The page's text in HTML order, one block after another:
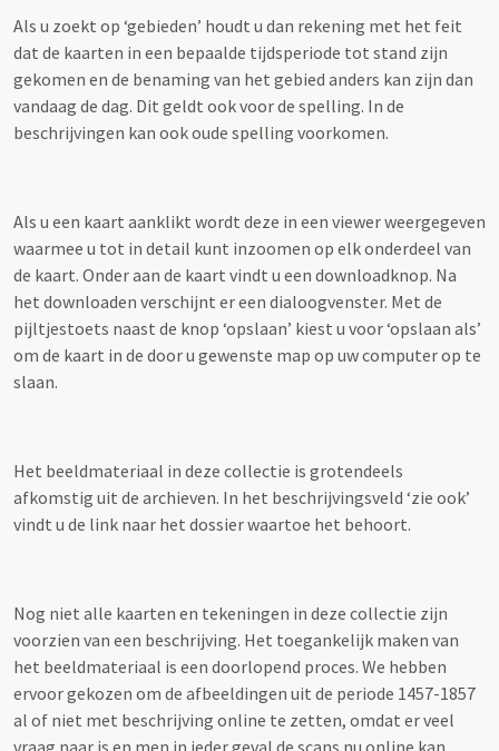
Als u zoekt op ‘gebieden’ houdt u dan rekening met het feit
dat de kaarten in een bepaalde tijdsperiode tot stand zijn
gekomen en de benaming van het gebied anders kan zijn dan
vandaag de dag. Dit geldt ook voor de spelling. In de
beschrijvingen kan ook oude spelling voorkomen.
Als u een kaart aanklikt wordt deze in een viewer weergegeven
waarmee u tot in detail kunt inzoomen op elk onderdeel van
de kaart. Onder aan de kaart vindt u een downloadknop. Na
het downloaden verschijnt er een dialoogvenster. Met de
pijltjestoets naast de knop ‘opslaan’ kiest u voor ‘opslaan als’
om de kaart in de door u gewenste map op uw computer op te
slaan.
Het beeldmateriaal in deze collectie is grotendeels
afkomstig uit de archieven. In het beschrijvingsveld ‘zie ook’
vindt u de link naar het dossier waartoe het behoort.
Nog niet alle kaarten en tekeningen in deze collectie zijn
voorzien van een beschrijving. Het toegankelijk maken van
het beeldmateriaal is een doorlopend proces. We hebben
ervoor gekozen om de afbeeldingen uit de periode 1457-1857
al of niet met beschrijving online te zetten, omdat er veel
vraag naar is en men in ieder geval de scans nu online kan